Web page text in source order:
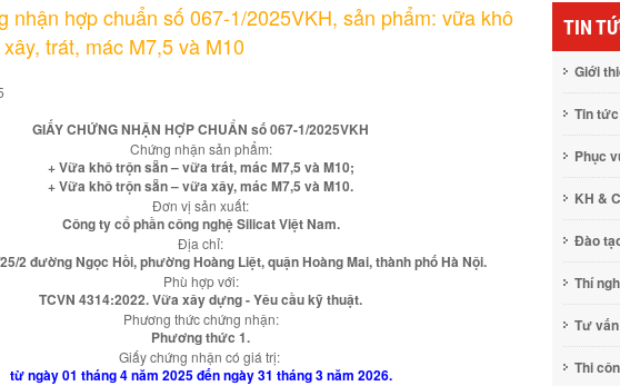
nhận hợp chuẩn số 067-1/2025VKH, sản phẩm: vữa khô
trát, mác M7,5 và M10
GIẤY CHỨNG NHẬN HỢP CHUẨN số 067-1/2025VKH
Chứng nhận sản phẩm:
+ Vữa khô trộn sẵn – vữa trát, mác M7,5 và M10;
+ Vữa khô trộn sẵn – vữa xây, mác M7,5 và M10.
Đơn vị sản xuất:
Công ty cổ phần công nghệ Silicat Việt Nam.
Địa chỉ:
2 đường Ngọc Hồi, phường Hoàng Liệt, quận Hoàng Mai, thành phố Hà Nội.
Phù hợp với:
TCVN 4314:2022. Vữa xây dựng - Yêu cầu kỹ thuật.
Phương thức chứng nhận:
Phương thức 1.
Giấy chứng nhận có giá trị:
từ ngày 01 tháng 4 năm 2025 đến ngày 31 tháng 3 năm 2026.
TIN
Giới
Tin tức
Phục
KH &
Đào
Thí
Tư vấn
Thi